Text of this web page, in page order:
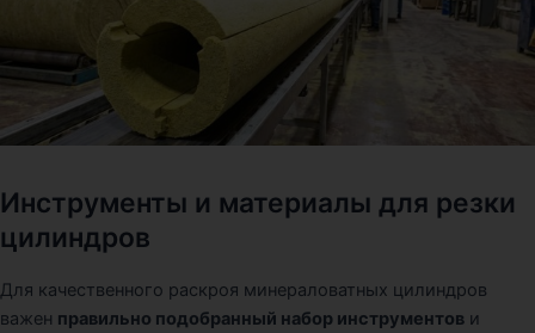
Инструменты и материалы для резки
цилиндров
Для качественного раскроя минераловатных цилиндров
важен правильно подобранный набор инструментов и